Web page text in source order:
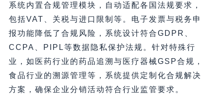
系统内置合规管理模块，自动适配各国法规要求，
包括VAT、关税与进口限制等。电子发票与税务申
报功能降低了合规风险，系统设计符合GDPR、
CCPA、PIPL等数据隐私保护法规。针对特殊行
业，如医药行业的药品追溯与医疗器械GSP合规，
食品行业的溯源管理等，系统提供定制化合规解决
方案，确保企业分销活动符合行业监管要求。